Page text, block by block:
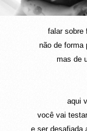
falar sobre
não de forma
mas de
aqui
você vai
e ser desafiada